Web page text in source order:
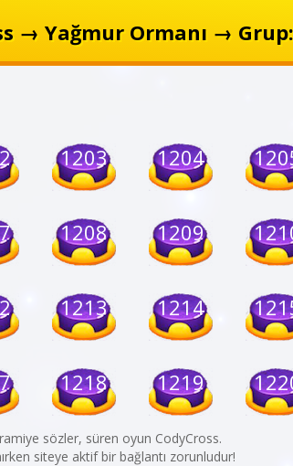
→ Yağmur Ormanı → Grup:
1203 1204
1208 1209
1213 1214
1218 1219
sözler, süren oyun CodyCross.
siteye aktif bir bağlantı zorunludur!